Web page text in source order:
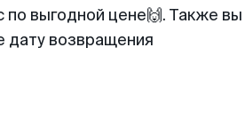
по выгодной цене🙌. Также вы
дату возвращения